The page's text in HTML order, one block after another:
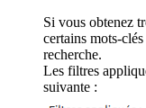
Si vous obtenez
certains mots-
recherche.
Les filtres
suivante :